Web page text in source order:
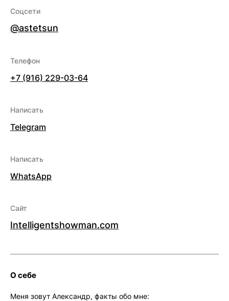
Соцсети
@astetsun
Телефон
+7 (916) 229-03-64
Написать
Telegram
Написать
WhatsApp
Сайт
Intelligentshowman.com
О себе
Меня зовут Александр, факты обо мне: